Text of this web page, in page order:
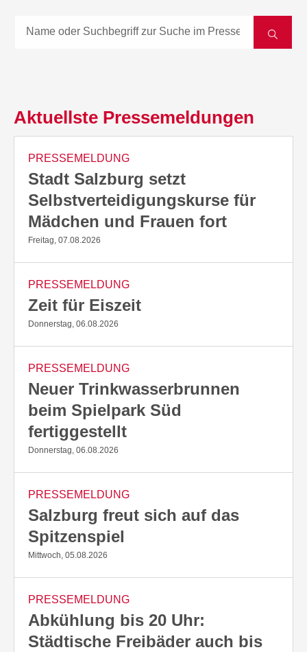
Aktuellste Pressemeldungen
PRESSEMELDUNG
Stadt Salzburg setzt
Selbstverteidigungskurse für
Mädchen und Frauen fort
Freitag, 07.08.2026
PRESSEMELDUNG
Zeit für Eiszeit
Donnerstag, 06.08.2026
PRESSEMELDUNG
Neuer Trinkwasserbrunnen
beim Spielpark Süd
fertiggestellt
Donnerstag, 06.08.2026
PRESSEMELDUNG
Salzburg freut sich auf das
Spitzenspiel
Mittwoch, 05.08.2026
PRESSEMELDUNG
Abkühlung bis 20 Uhr:
Städtische Freibäder auch bis